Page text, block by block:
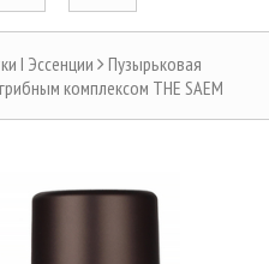
I Эссенции
Пузырьковая
комплексом THE SAEM